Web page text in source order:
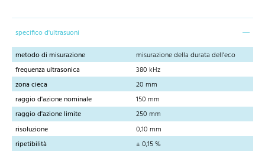
specifico d'ultrasuoni
metodo di misurazione
misurazione della durata dell'eco
frequenza ultrasonica
380 kHz
zona cieca
20 mm
raggio d'azione nominale
150 mm
raggio d'azione limite
250 mm
risoluzione
0,10 mm
ripetibilità
± 0,15 %